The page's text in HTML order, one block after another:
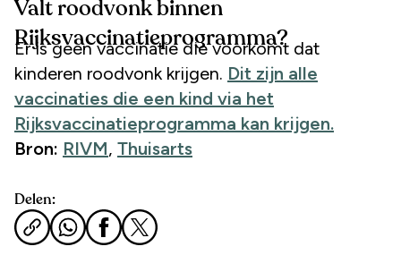
Valt roodvonk binnen
Rijksvaccinatieprogramma?
Er is geen vaccinatie die voorkomt dat
kinderen roodvonk krijgen. Dit zijn alle
vaccinaties die een kind via het
Rijksvaccinatieprogramma kan krijgen.
Bron: RIVM, Thuisarts
Delen: